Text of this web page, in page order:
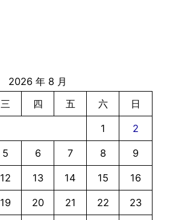
2026 年 8 月
三 四 五 六 日
1 2
5 6 7 8 9
12 13 14 15 16
19 20 21 22 23